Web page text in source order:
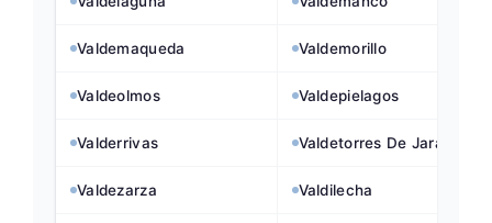
Valdemaqueda Valdemorillo
Valdeolmos Valdepielagos
Valderrivas Valdetorres De Jarama
Valdezarza Valdilecha